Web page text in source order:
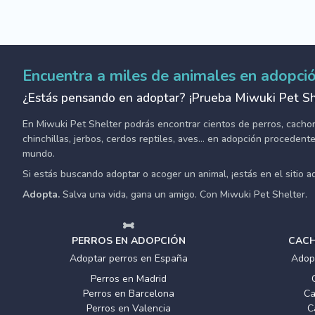
Encuentra a miles de animales en
¿Estás pensando en adoptar? ¡Prueba Miwuki Pet
En Miwuki Pet Shelter podrás encontrar cientos de perros,
chinchillas, jerbos, cerdos reptiles, aves... en adopción
mundo.
Si estás buscando adoptar o acoger un animal, ¡estás en el sitio
Adopta. Salva una vida, gana un amigo. Con Miwuki Pet Shelter.
PERROS EN ADOPCIÓN
Adoptar perros en España
Perros en Madrid
Perros en Barcelona
Perros en Valencia